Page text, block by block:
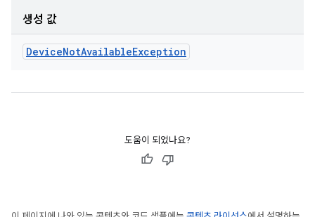
생성 값
DeviceNotAvailableException
도움이 되었나요?